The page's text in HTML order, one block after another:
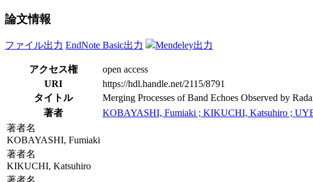
論文情報
ファイル出力 EndNote Basic出力 Mendeley出力
アクセス権
open access
URI
https://hdl.handle.net/2115/8791
タイトル
Merging Processes of Band Echoes Observed by
著者
KOBAYASHI, Fumiaki ; KIKUCHI, Katsuhiro ;
著者名
KOBAYASHI, Fumiaki
著者名
KIKUCHI, Katsuhiro
著者名